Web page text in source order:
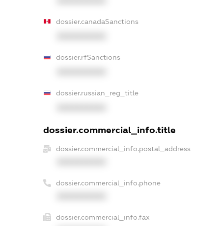
dossier.canadaSanctions
dossier.rfSanctions
dossier.russian_reg_title
dossier.commercial_info.title
dossier.commercial_info.postal_address
dossier.commercial_info.phone
dossier.commercial_info.fax